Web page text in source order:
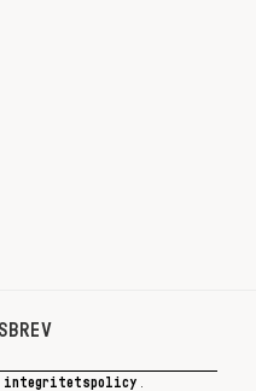
integritetspolicy